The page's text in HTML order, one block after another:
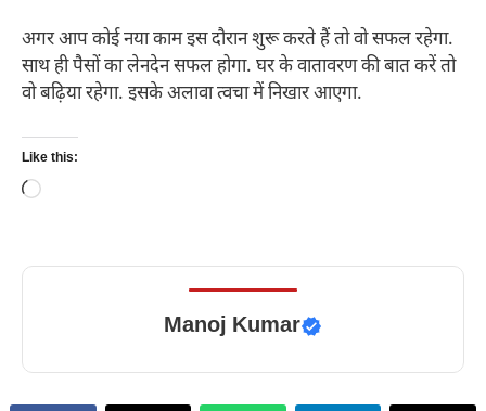
अगर आप कोई नया काम इस दौरान शुरू करते हैं तो वो सफल रहेगा.
साथ ही पैसों का लेनदेन सफल होगा. घर के वातावरण की बात करें तो
वो बढ़िया रहेगा. इसके अलावा त्वचा में निखार आएगा.
Like this:
Loading…
Manoj Kumar